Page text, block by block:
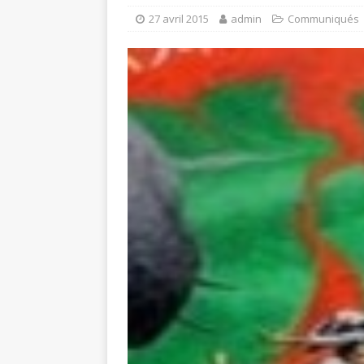
27 avril 2015 admin Communiqués